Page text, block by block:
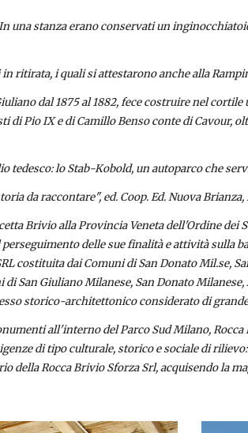
una stanza erano conservati un
ritirata, i quali si attestarono anche alla
dal 1875 al 1882, fece costruire nel
di Pio IX e di Camillo Benso conte di Cavour,
tedesco: lo Stab-Kobold, un autoparco che
da raccontare", ed. Coop. Ed. Nuova
Brivio alla Provincia Veneta dell'Ordine dei
delle sue finalità e attività sulla
costituita dai Comuni di San Donato Mil.se,
San Giuliano Milanese, San Donato
storico-architettonico considerato di
all'interno del Parco Sud Milano,
di tipo culturale, storico e sociale di
della Rocca Brivio Sforza Srl, acquisendo la